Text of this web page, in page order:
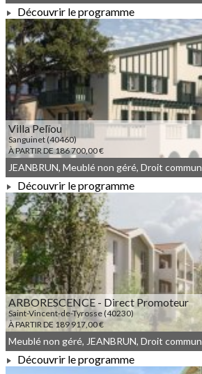
À PARTIR DE 161 900,00 €
Découvrir le programme
Villa Pelïou
Sanguinet (40460)
À PARTIR DE 186 700,00 €
À PARTIR DE 186 700,00 €
JEANBRUN, Meublé non géré, Droit commun
Découvrir le programme
ARBORESCENCE - Direct Promoteur
Saint-Vincent-de-Tyrosse (40230)
À PARTIR DE 189 917,00 €
Meublé non géré, JEANBRUN, Droit commun
Découvrir le programme